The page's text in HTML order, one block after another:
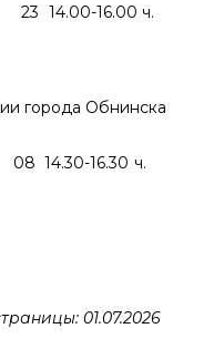
16.00 ч.
города Обнинска
16.30 ч.
01.07.2026